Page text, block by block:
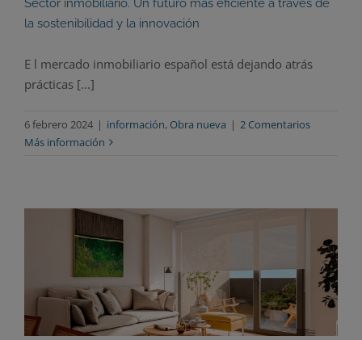
Sector inmobiliario. Un futuro más eficiente a través de
la sostenibilidad y la innovación
E l mercado inmobiliario español está dejando atrás
prácticas [...]
6 febrero 2024 | información, Obra nueva | 2 Comentarios
Más información